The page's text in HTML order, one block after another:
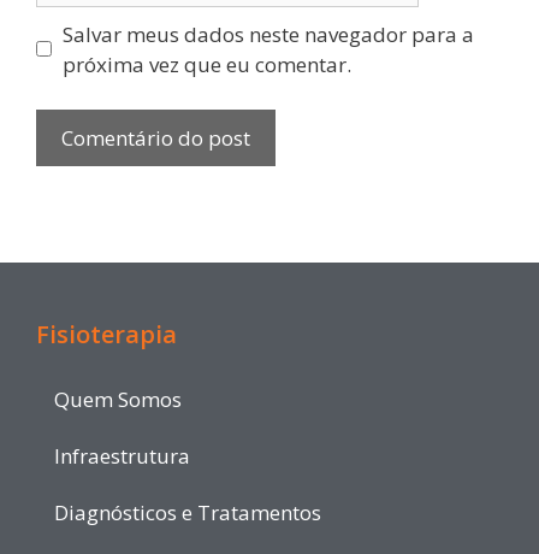
Salvar meus dados neste navegador para a
próxima vez que eu comentar.
Fisioterapia
Quem Somos
Infraestrutura
Diagnósticos e Tratamentos